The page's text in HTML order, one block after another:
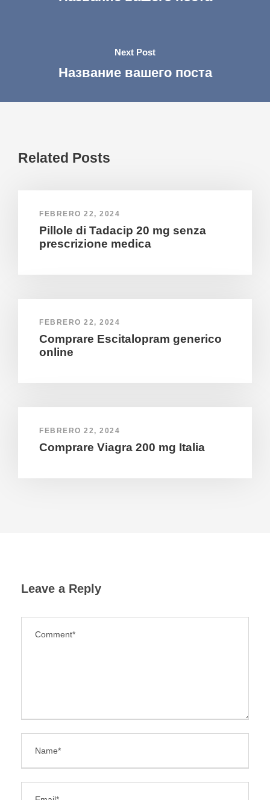
Next Post
Название вашего поста
Related Posts
FEBRERO 22, 2024
Pillole di Tadacip 20 mg senza
prescrizione medica
FEBRERO 22, 2024
Comprare Escitalopram generico
online
FEBRERO 22, 2024
Comprare Viagra 200 mg Italia
Leave a Reply